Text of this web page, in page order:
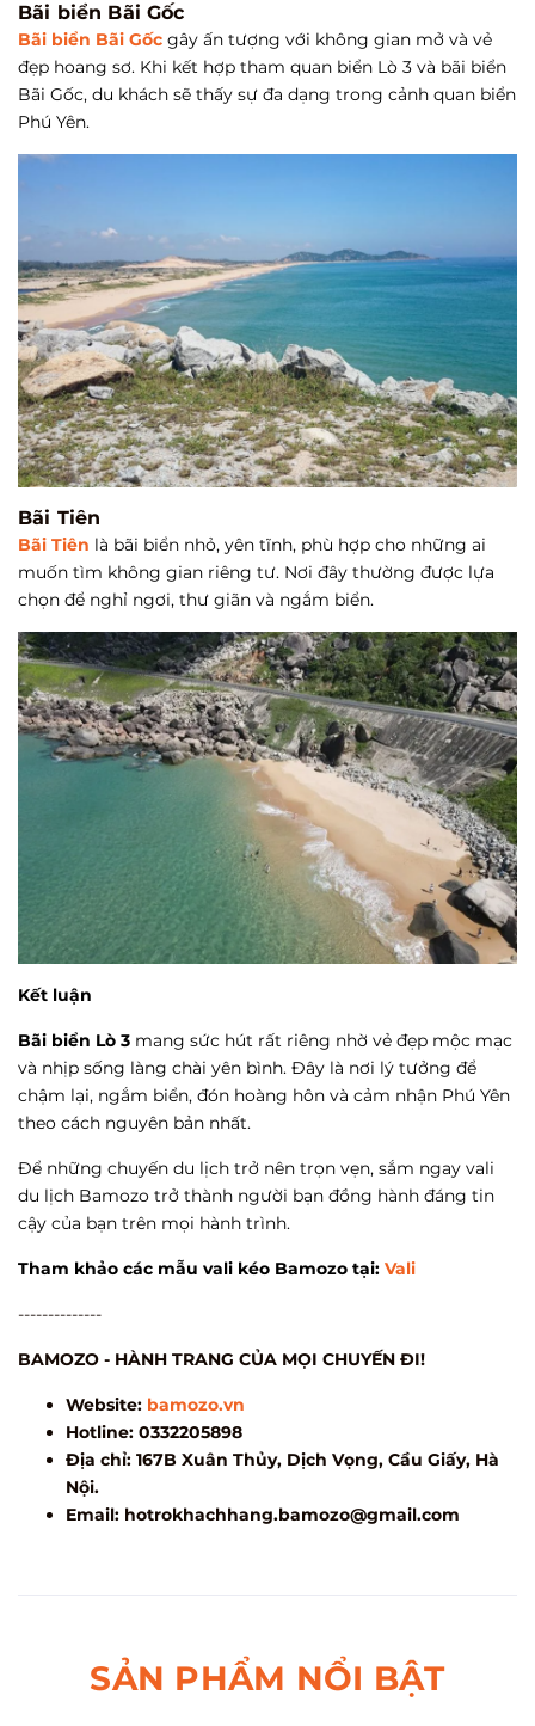
Bãi biển Bãi Gốc
Bãi biển Bãi Gốc gây ấn tượng với không gian mở và vẻ
đẹp hoang sơ. Khi kết hợp tham quan biển Lò 3 và bãi biển
Bãi Gốc, du khách sẽ thấy sự đa dạng trong cảnh quan biển
Phú Yên.
Bãi Tiên
Bãi Tiên là bãi biển nhỏ, yên tĩnh, phù hợp cho những ai
muốn tìm không gian riêng tư. Nơi đây thường được lựa
chọn để nghỉ ngơi, thư giãn và ngắm biển.
Kết luận
Bãi biển Lò 3 mang sức hút rất riêng nhờ vẻ đẹp mộc mạc
và nhịp sống làng chài yên bình. Đây là nơi lý tưởng để
chậm lại, ngắm biển, đón hoàng hôn và cảm nhận Phú Yên
theo cách nguyên bản nhất.
Để những chuyến du lịch trở nên trọn vẹn, sắm ngay vali
du lịch Bamozo trở thành người bạn đồng hành đáng tin
cậy của bạn trên mọi hành trình.
Tham khảo các mẫu vali kéo Bamozo tại: Vali
--------------
BAMOZO - HÀNH TRANG CỦA MỌI CHUYẾN ĐI!
Website: bamozo.vn
Hotline: 0332205898
Địa chỉ: 167B Xuân Thủy, Dịch Vọng, Cầu Giấy, Hà
Nội.
Email: hotrokhachhang.bamozo@gmail.com
SẢN PHẨM NỔI BẬT